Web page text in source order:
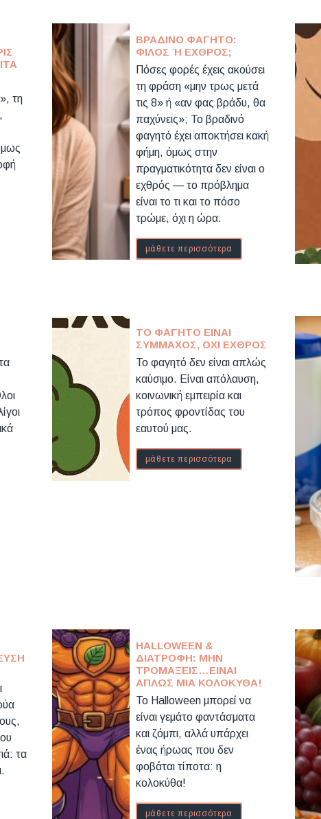
τη
ΒΡΑΔΙΝΌ ΦΑΓΗΤΌ:
ΦΊΛΟΣ Ή ΕΧΘΡΌΣ;
Πόσες φορές έχεις ακούσει
τη φράση «μην τρως μετά
τις 8» ή «αν φας βράδυ, θα
παχύνεις»; Το βραδινό
φαγητό έχει αποκτήσει κακή
φήμη, όμως στην
πραγματικότητα δεν είναι ο
εχθρός — το πρόβλημα
είναι το τι και το πόσο
τρώμε, όχι η ώρα.
μάθετε περισσότερα
ΤΟ ΦΑΓΗΤΌ ΕΊΝΑΙ
ΣΎΜΜΑΧΟΣ, ΌΧΙ ΕΧΘΡΌΣ
Το φαγητό δεν είναι απλώς
καύσιμο. Είναι απόλαυση,
κοινωνική εμπειρία και
τρόπος φροντίδας του
εαυτού μας.
μάθετε περισσότερα
τα
HALLOWEEN &
ΔΙΑΤΡΟΦΉ: ΜΗΝ
ΤΡΟΜΆΞΕΙΣ…ΕΊΝΑΙ
ΑΠΛΏΣ ΜΙΑ ΚΟΛΟΚΎΘΑ!
Το Halloween μπορεί να
είναι γεμάτο φαντάσματα
και ζόμπι, αλλά υπάρχει
ένας ήρωας που δεν
φοβάται τίποτα: η
κολοκύθα!
μάθετε περισσότερα